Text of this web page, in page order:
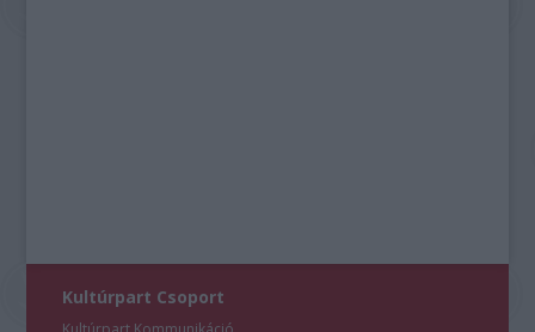
Kultúrpart Csoport